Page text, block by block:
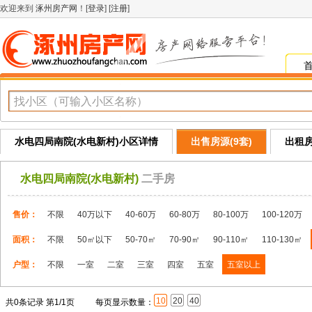
欢迎来到 涿州房产网 ！[登录] [注册]
水电四局南院(水电新村)小区详情 出售房源(9套) 出租
水电四局南院(水电新村) 二手房
售价： 不限 40万以下 40-60万 60-80万 80-100万 100-120万
面积： 不限 50㎡以下 50-70㎡ 70-90㎡ 90-110㎡ 110-130㎡
户型： 不限 一室 二室 三室 四室 五室 五室以上
共0条记录 第1/1页 每页显示数量： 10 20 40